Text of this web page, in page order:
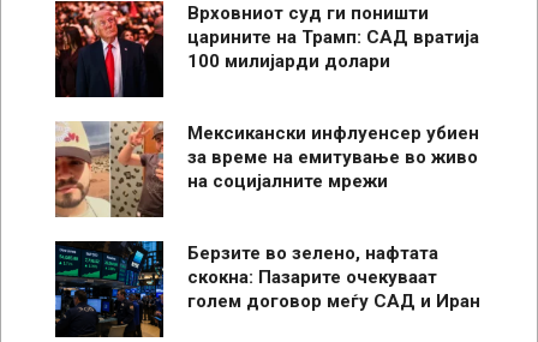
Врховниот суд ги поништи
царините на Трамп: САД вратија
100 милијарди долари
Мексикански инфлуенсер убиен
за време на емитување во живо
на социјалните мрежи
Берзите во зелено, нафтата
скокна: Пазарите очекуваат
голем договор меѓу САД и Иран